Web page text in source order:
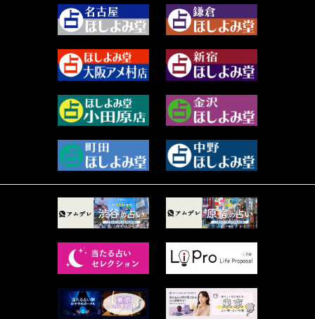
阿佐霧 峰麿 (37)
源 彩乃 (65)
美月マーシャ (212)
芽百マミム (739)
真巳華 - Mamika - (268)
プラタ 真寿 (165)
紅月Luru (4)
ルーカス伽豆海 (1111)
木杉泉風 (116)
桐野有民 (31)
月夜巳キメラ (4)
菊地柚姫 (78)
2023年11月 (67)
2023年10月 (36)
2023年9月 (37)
2023年8月 (46)
2023年7月 (59)
2023年6月 (73)
2023年5月 (67)
2023年4月 (73)
2023年2月 (99)
2022年12月 (72)
2022年11月 (72)
2022年9月 (85)